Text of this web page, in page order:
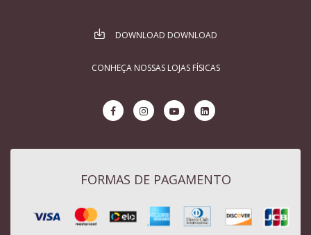
DOWNLOAD DOWNLOAD
CONHEÇA NOSSAS LOJAS FÍSICAS
FORMAS DE PAGAMENTO